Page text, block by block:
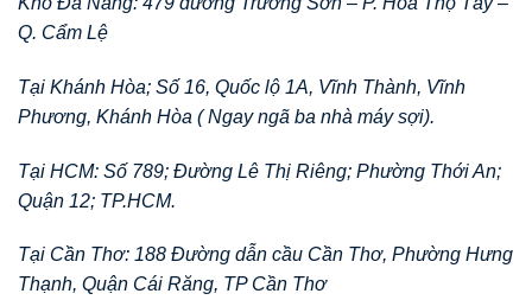
Q. Cẩm Lệ
Tại Khánh Hòa; Số 16, Quốc lộ 1A, Vĩnh Thành, Vĩnh
Phương, Khánh Hòa ( Ngay ngã ba nhà máy sợi).
Tại HCM: Số 789; Đường Lê Thị Riêng; Phường Thới An;
Quận 12; TP.HCM.
Tại Cần Thơ: 188 Đường dẫn cầu Cần Thơ, Phường Hưng
Thạnh, Quận Cái Răng, TP Cần Thơ